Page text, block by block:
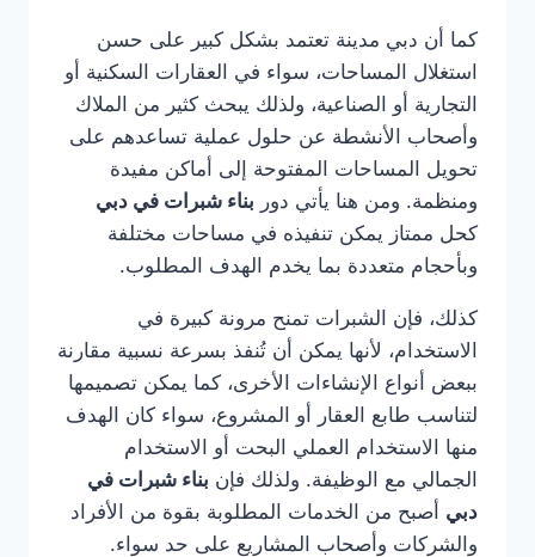
كما أن دبي مدينة تعتمد بشكل كبير على حسن
استغلال المساحات، سواء في العقارات السكنية أو
التجارية أو الصناعية، ولذلك يبحث كثير من الملاك
وأصحاب الأنشطة عن حلول عملية تساعدهم على
تحويل المساحات المفتوحة إلى أماكن مفيدة
ومنظمة. ومن هنا يأتي دور بناء شبرات في دبي
كحل ممتاز يمكن تنفيذه في مساحات مختلفة
وبأحجام متعددة بما يخدم الهدف المطلوب.
كذلك، فإن الشبرات تمنح مرونة كبيرة في
الاستخدام، لأنها يمكن أن تُنفذ بسرعة نسبية مقارنة
ببعض أنواع الإنشاءات الأخرى، كما يمكن تصميمها
لتناسب طابع العقار أو المشروع، سواء كان الهدف
منها الاستخدام العملي البحت أو الاستخدام
الجمالي مع الوظيفة. ولذلك فإن بناء شبرات في
دبي أصبح من الخدمات المطلوبة بقوة من الأفراد
والشركات وأصحاب المشاريع على حد سواء.